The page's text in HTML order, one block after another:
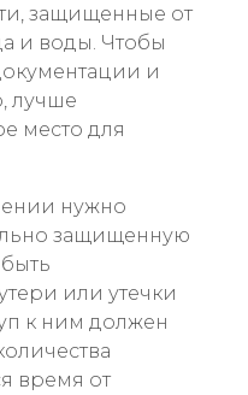
защищенные от
и воды. Чтобы
и
лучше
место для
нужно
защищенную
или утечки
к ним должен
время от